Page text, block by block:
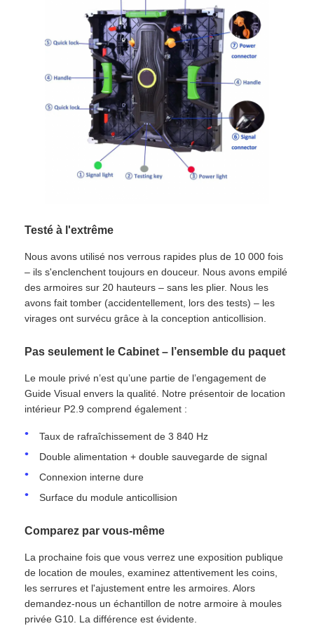
Testé à l'extrême
Nous avons utilisé nos verrous rapides plus de 10 000 fois
– ils s'enclenchent toujours en douceur. Nous avons empilé
des armoires sur 20 hauteurs – sans les plier. Nous les
avons fait tomber (accidentellement, lors des tests) – les
virages ont survécu grâce à la conception anticollision.
Pas seulement le Cabinet – l’ensemble du paquet
Le moule privé n’est qu’une partie de l’engagement de
Guide Visual envers la qualité. Notre présentoir de location
intérieur P2.9 comprend également :
Taux de rafraîchissement de 3 840 Hz
Double alimentation + double sauvegarde de signal
Connexion interne dure
Surface du module anticollision
Comparez par vous-même
La prochaine fois que vous verrez une exposition publique
de location de moules, examinez attentivement les coins,
les serrures et l'ajustement entre les armoires. Alors
demandez-nous un échantillon de notre armoire à moules
privée G10. La différence est évidente.